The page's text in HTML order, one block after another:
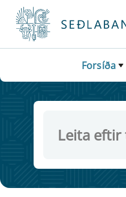
Fara beint í Meginmál
Forsíða